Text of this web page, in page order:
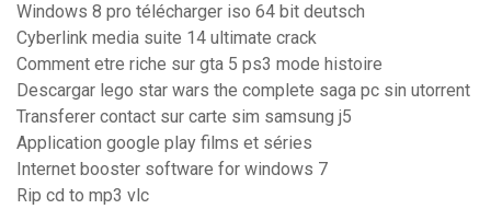
Windows 8 pro télécharger iso 64 bit deutsch
Cyberlink media suite 14 ultimate crack
Comment etre riche sur gta 5 ps3 mode histoire
Descargar lego star wars the complete saga pc sin utorrent
Transferer contact sur carte sim samsung j5
Application google play films et séries
Internet booster software for windows 7
Rip cd to mp3 vlc